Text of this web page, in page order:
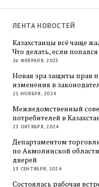
ЛЕНТА НОВОСТЕЙ
Казахстанцы всё чаще
Что делать, если
26 ФЕВРАЛЯ, 2025
Новая эра защиты прав
изменения в
21 НОЯБРЯ, 2024
Межведомственный
потребителей в
23 ОКТЯБРЯ, 2024
Департаментом
по Акмолинской
дверей
13 СЕНТЯБРЯ, 2024
Состоялась рабочая